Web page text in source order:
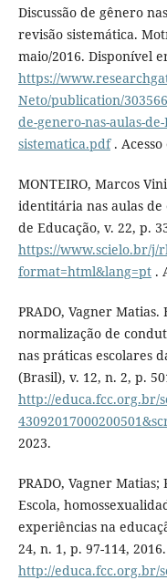
Discussão de gênero
revisão sistemática.
maio/2016. Disponível
https://
Neto/publication/
de-genero-nas-aulas-
sistematica.pdf. Acesso
MONTEIRO, Marcos
identitária nas aulas de
de Educação, v. 22, p.
https://www.scielo.br/j/
format=html&lang=pt.
PRADO, Vagner
normalização de
nas práticas escolares
(Brasil), v. 12, n. 2, p.
http://educa.fcc.org.br/
2023.
PRADO, Vagner
Escola,
experiências na
24, n. 1, p. 97-114,
http://educa.fcc.org.br/